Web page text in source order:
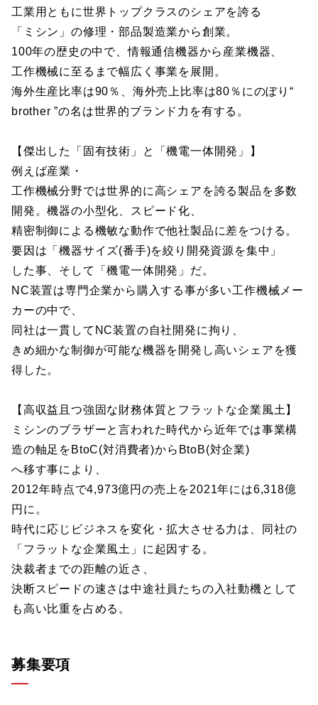
工業用ともに世界トップクラスのシェアを誇る
「ミシン」の修理・部品製造業から創業。
100年の歴史の中で、情報通信機器から産業機器、
工作機械に至るまで幅広く事業を展開。
海外生産比率は90％、海外売上比率は80％にのぼり“
brother ”の名は世界的ブランド力を有する。
【傑出した「固有技術」と「機電一体開発」】
例えば産業・
工作機械分野では世界的に高シェアを誇る製品を多数
開発。機器の小型化、スピード化、
精密制御による機敏な動作で他社製品に差をつける。
要因は「機器サイズ(番手)を絞り開発資源を集中」
した事、そして「機電一体開発」だ。
NC装置は専門企業から購入する事が多い工作機械メー
カーの中で、
同社は一貫してNC装置の自社開発に拘り、
きめ細かな制御が可能な機器を開発し高いシェアを獲
得した。
【高収益且つ強固な財務体質とフラットな企業風土】
ミシンのブラザーと言われた時代から近年では事業構
造の軸足をBtoC(対消費者)からBtoB(対企業)
へ移す事により、
2012年時点で4,973億円の売上を2021年には6,318億
円に。
時代に応じビジネスを変化・拡大させる力は、同社の
「フラットな企業風土」に起因する。
決裁者までの距離の近さ、
決断スピードの速さは中途社員たちの入社動機として
も高い比重を占める。
募集要項